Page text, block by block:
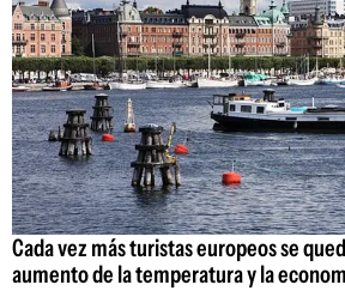
Cada vez más turistas europeos se
aumento de la temperatura y la